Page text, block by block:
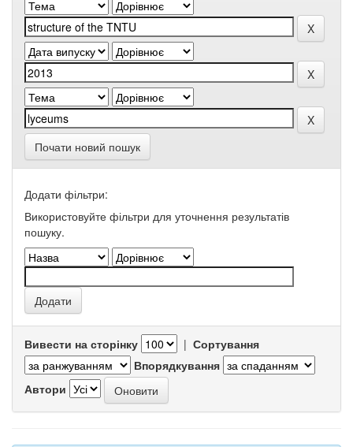
Почати новий пошук
Додати фільтри:
Використовуйте фільтри для уточнення результатів
пошуку.
Вивести на сторінку | Сортування
Впорядкування
Автори